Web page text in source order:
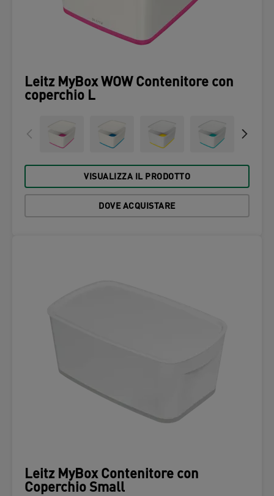
Leitz MyBox WOW Contenitore con
coperchio L
VISUALIZZA IL PRODOTTO
DOVE ACQUISTARE
Leitz MyBox Contenitore con
Coperchio Small